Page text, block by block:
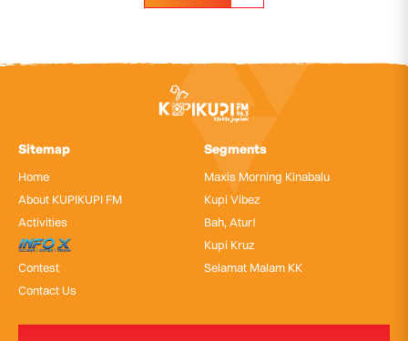
Sitemap
Home
About KUPIKUPI FM
Activities
InfoX
Contest
Contact Us
Segments
Maxis Morning Kinabalu
Kupi Vibez
Bah, Atur!
Kupi Kruz
Selamat Malam KK